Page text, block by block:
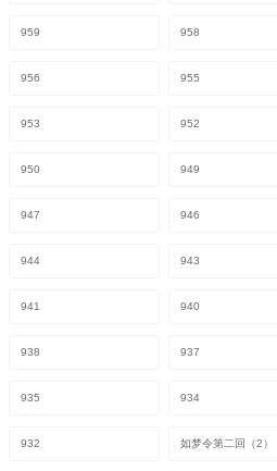
959 958
956 955
953 952
950 949
947 946
944 943
941 940
938 937
935 934
932 如梦令第二回（2）